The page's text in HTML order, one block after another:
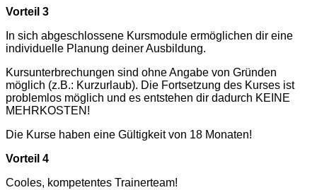
Vorteil 3
In sich abgeschlossene Kursmodule ermöglichen dir eine
individuelle Planung deiner Ausbildung.
Kursunterbrechungen sind ohne Angabe von Gründen
möglich (z.B.: Kurzurlaub). Die Fortsetzung des Kurses ist
problemlos möglich und es entstehen dir dadurch KEINE
MEHRKOSTEN!
Die Kurse haben eine Gültigkeit von 18 Monaten!
Vorteil 4
Cooles, kompetentes Trainerteam!